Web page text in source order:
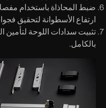
ضبط المحاذاة باستخدام
ارتفاع الأسطوانة لتحقيق
تثبيت سدادات اللوحة لتأمين
بالكامل.